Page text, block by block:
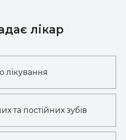
лікар
лікування
та постійних зубів